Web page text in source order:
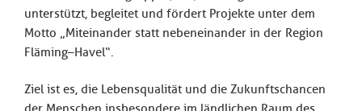
unterstützt, begleitet und fördert Projekte unter dem
Motto „Miteinander statt nebeneinander in der Region
Fläming–Havel“.
Ziel ist es, die Lebensqualität und die Zukunftschancen